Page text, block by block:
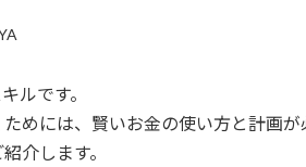
ルです。
めには、賢いお金の使い方と計画が
介します。